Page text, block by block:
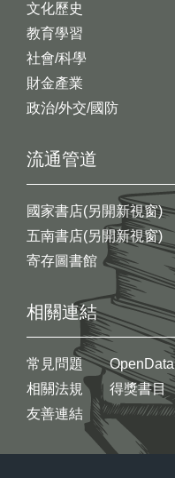
文化歷史
教育學習
社會/科學
財金產業
政治/外交/國防
流通管道
國家書店(另開新視窗)
五南書店(另開新視窗)
寄存圖書館
相關連結
常見問題
相關法規
友善連結
OpenData
得獎書目